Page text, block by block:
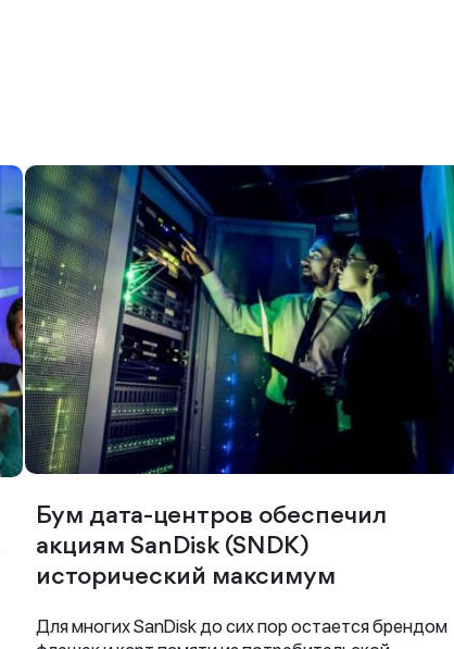
Бум дата-центров обеспечил
акциям SanDisk (SNDK)
исторический максимум
Для многих SanDisk до сих пор остается брендом